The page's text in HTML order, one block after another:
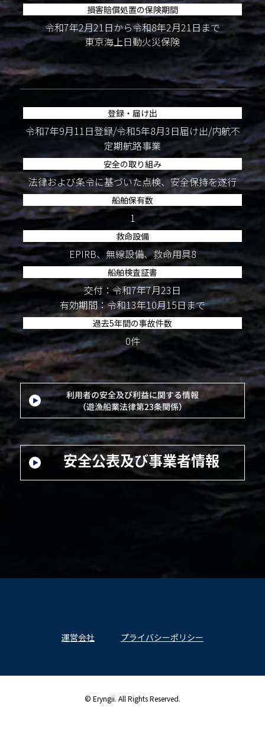
損害賠償処置の保険期間
令和7年2月21日から令和8年2月21日まで
東京海上日動火災保険
登録・届け出
令和7年9月11日登録/令和5年8月3日届け出/内航不
定期航路事業
安全の取り組み
法律および条令に基づいた点検、安全保持を遂行
船舶保有数
1
救命設備
EPIRB、無線設備、救命用具8
船舶検査証書
交付：令和7年7月23日
有効期間：令和13年10月15日まで
過去5年間の事故件数
0件
運営会社 プライバシーポリシー
© Eryngii. All Rights Reserved.